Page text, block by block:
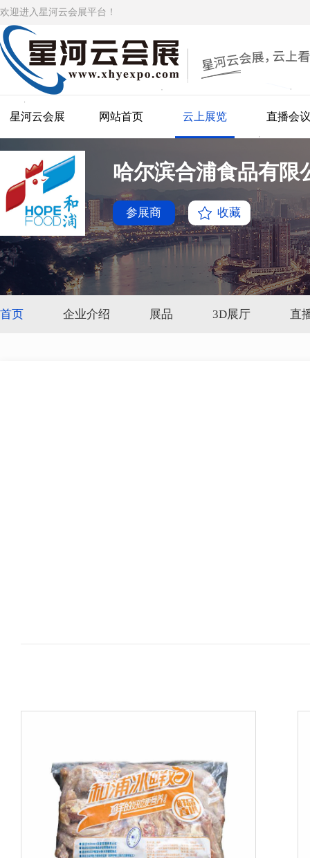
欢迎进入星河云会展平台！
星河云会展 网站首页 云上展览 直播会议
哈尔滨合浦食品有限
参展商 收藏
首页 企业介绍 展品 3D展厅 直